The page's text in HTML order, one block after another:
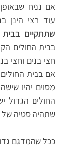
אם נניח
עוד חצי הינן
שתתקיים בבית
בבית החולים
מסוים יהיו
שתהיה סטיה של 400 בנות לעומת 600 בנים.
ככל שהמדגם